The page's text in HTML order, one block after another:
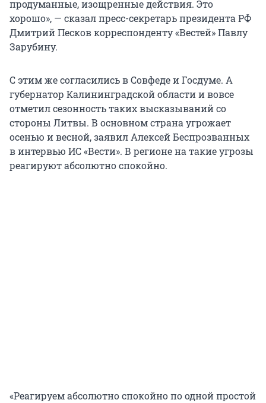
продуманные, изощренные действия. Это
хорошо», — сказал пресс-секретарь президента РФ
Дмитрий Песков корреспонденту «Вестей» Павлу
Зарубину.
С этим же согласились в Совфеде и Госдуме. А
губернатор Калининградской области и вовсе
отметил сезонность таких высказываний со
стороны Литвы. В основном страна угрожает
осенью и весной, заявил Алексей Беспрозванных
в интервью ИС «Вести». В регионе на такие угрозы
реагируют абсолютно спокойно.
«Реагируем абсолютно спокойно по одной простой